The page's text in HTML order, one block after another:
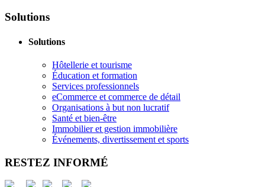
Solutions
Solutions
Hôtellerie et tourisme
Éducation et formation
Services professionnels
eCommerce et commerce de détail
Organisations à but non lucratif
Santé et bien-être
Immobilier et gestion immobilière
Événements, divertissement et sports
RESTEZ INFORMÉ